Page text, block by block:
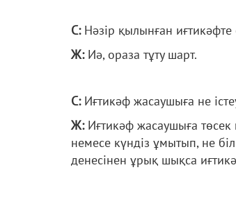
С: Нәзір қылынған
Ж: Иә, ораза тұту шарт.
С: Иғтикәф жасаушыға не
Ж: Иғтикәф жасаушыға төсек
немесе күндіз ұмытып, не
денесінен ұрық шықса